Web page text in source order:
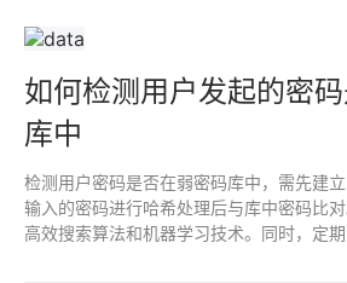
如何检测用户发起的密
库中
检测用户密码是否在弱密码库中，需先建
输入的密码进行哈希处理后与库中密码比
高效搜索算法和机器学习技术。同时，定